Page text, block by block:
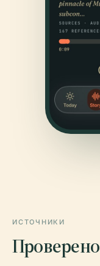
ИСТОЧНИКИ
Проверено